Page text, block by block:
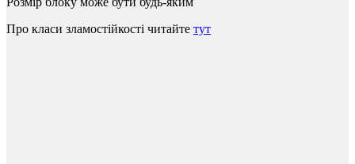
Про класи зламостійкості читайте тут